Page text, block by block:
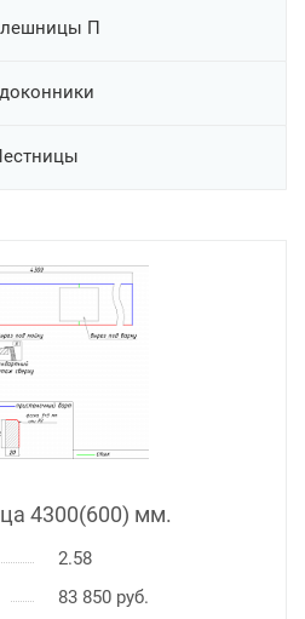
П
4300(600) мм.
2.58
83 850 руб.